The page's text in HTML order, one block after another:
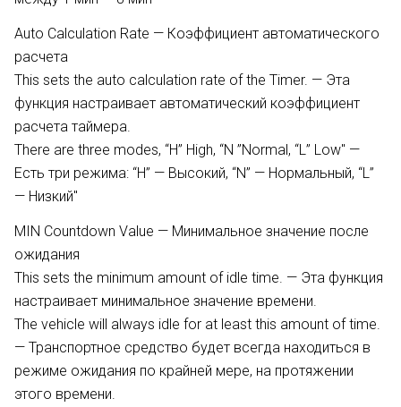
Auto Calculation Rate — Коэффициент автоматического
расчета
This sets the auto calculation rate of the Timer. — Эта
функция настраивает автоматический коэффициент
расчета таймера.
There are three modes, “H” High, “N ”Normal, “L” Low" —
Есть три режима: “H” — Высокий, “N” — Нормальный, “L”
— Низкий"
MIN Countdown Value — Минимальное значение после
ожидания
This sets the minimum amount of idle time. — Эта функция
настраивает минимальное значение времени.
The vehicle will always idle for at least this amount of time.
— Транспортное средство будет всегда находиться в
режиме ожидания по крайней мере, на протяжении
этого времени.